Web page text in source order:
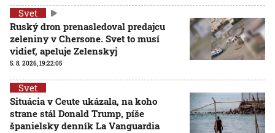
Svet
Ruský dron prenasledoval predajcu
zeleniny v Chersone. Svet to musí
vidieť, apeluje Zelenskyj
5. 8. 2026, 19:22:05
Svet
Situácia v Ceute ukázala, na koho
strane stál Donald Trump, píše
španielsky denník La Vanguardia